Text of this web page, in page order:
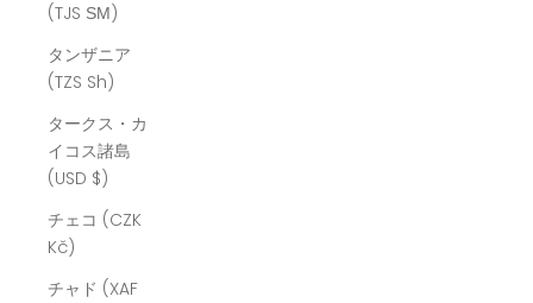
(TJS ЅМ)
タンザニア
(TZS Sh)
タークス・カ
イコス諸島
(USD $)
チェコ (CZK
Kč)
チャド (XAF